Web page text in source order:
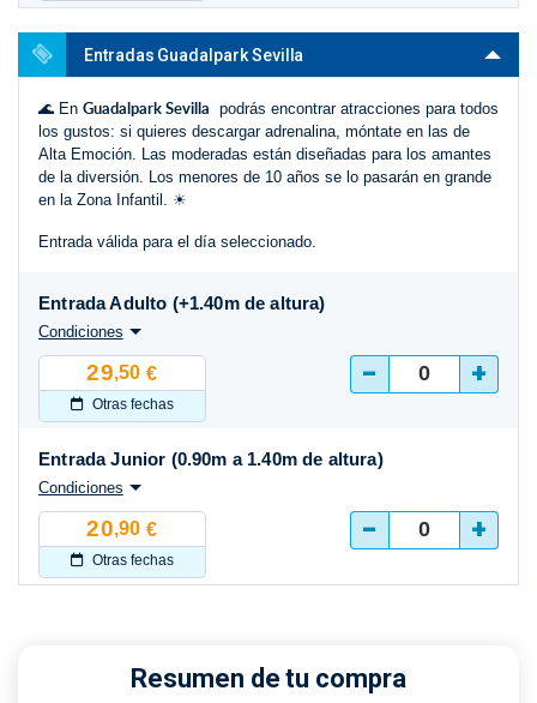
Entradas Guadalpark Sevilla
🌊 En Guadalpark Sevilla podrás encontrar atracciones para todos
los gustos: si quieres descargar adrenalina, móntate en las de
Alta Emoción. Las moderadas están diseñadas para los amantes
de la diversión. Los menores de 10 años se lo pasarán en grande
en la Zona Infantil. ☀
Entrada válida para el día seleccionado.
29,50 €
Otras fechas
Entrada Adulto (+1.40m de altura)
Condiciones
- +
20,90 €
Otras fechas
Entrada Junior (0.90m a 1.40m de altura)
Condiciones
- +
Resumen de tu compra